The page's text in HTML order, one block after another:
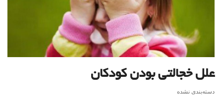
علل خجالتی بودن کودکان
دسته‌بندی نشده